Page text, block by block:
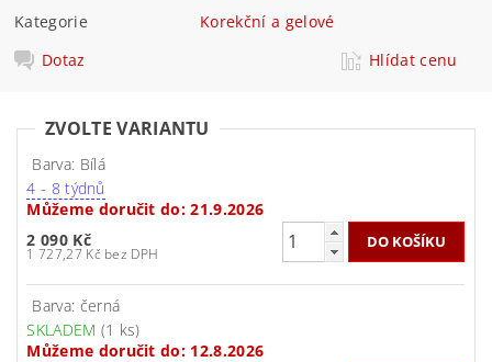
Kategorie
Korekční a gelové
Dotaz
Hlídat cenu
ZVOLTE VARIANTU
Barva: Bílá
4 - 8 týdnů
Můžeme doručit do: 21.9.2026
2 090 Kč
1 727,27 Kč bez DPH
Barva: černá
SKLADEM (1 ks)
Můžeme doručit do: 12.8.2026